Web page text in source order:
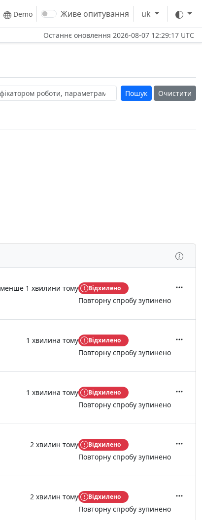
Demo Живе опитування uk
Останнє оновлення 2026-08-07 12:29:17 UTC
Очистити
менше 1 хвилини тому Відхилено
Повторну спробу зупинено
1 хвилина тому Відхилено
Повторну спробу зупинено
1 хвилина тому Відхилено
Повторну спробу зупинено
2 хвилин тому Відхилено
Повторну спробу зупинено
2 хвилин тому Відхилено
Повторну спробу зупинено